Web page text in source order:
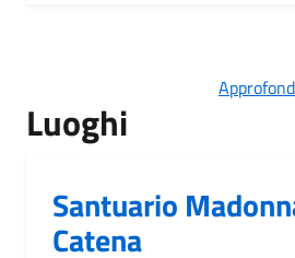
Luoghi
Santuario
Catena